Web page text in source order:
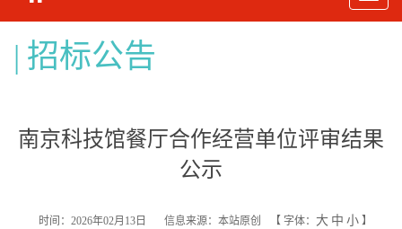
招标公告
南京科技馆餐厅合作经营单位评审结果
公示
时间：2026年02月13日 信息来源：本站原创 【 字体： 大 中 小 】